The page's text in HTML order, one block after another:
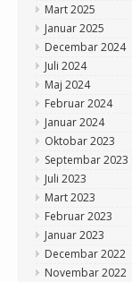
Mart 2025
Januar 2025
Decembar 2024
Juli 2024
Maj 2024
Februar 2024
Januar 2024
Oktobar 2023
Septembar 2023
Juli 2023
Mart 2023
Februar 2023
Januar 2023
Decembar 2022
Novembar 2022